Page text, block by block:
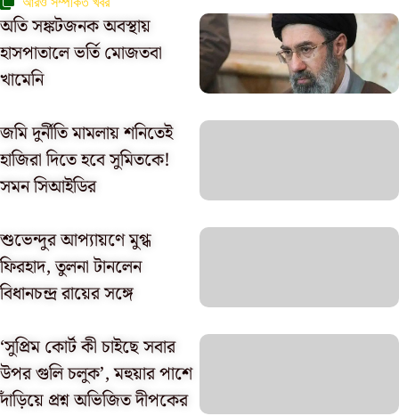
অতি সঙ্কটজনক অবস্থায়
হাসপাতালে ভর্তি মোজতবা
খামেনি
জমি দুর্নীতি মামলায় শনিতেই
হাজিরা দিতে হবে সুমিতকে!
সমন সিআইডির
শুভেন্দুর আপ্যায়ণে মুগ্ধ
ফিরহাদ, তুলনা টানলেন
বিধানচন্দ্র রায়ের সঙ্গে
‘সুপ্রিম কোর্ট কী চাইছে সবার
উপর গুলি চলুক’, মহুয়ার পাশে
দাঁড়িয়ে প্রশ্ন অভিজিত দীপকের